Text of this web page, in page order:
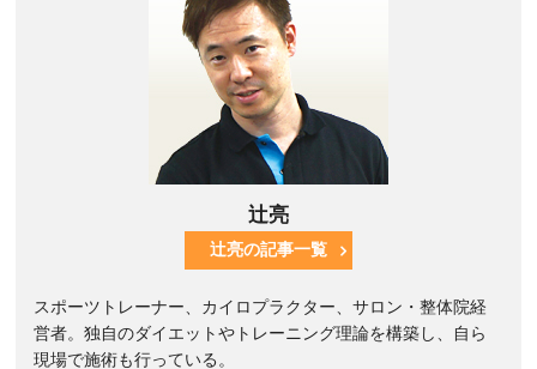
辻亮
辻亮の記事一覧
スポーツトレーナー、カイロプラクター、サロン・整体院経
営者。独自のダイエットやトレーニング理論を構築し、自ら
現場で施術も行っている。